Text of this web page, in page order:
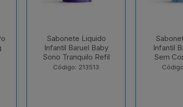
Sabonete Liquido
Infantil Baruel Baby
Sem Corante Refil
Código: 213512
Líquido
210ml